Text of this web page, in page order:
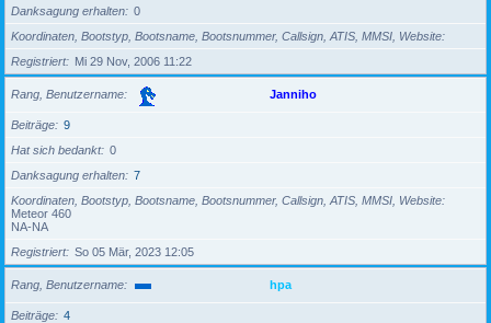
Danksagung erhalten
0
Koordinaten, Bootstyp, Bootsname, Bootsnummer, Callsign, ATIS, MMSI, Website
Registriert
Mi 29 Nov, 2006 11:22
Rang, Benutzername Janniho
Beiträge
9
Hat sich bedankt
0
Danksagung erhalten
7
Koordinaten, Bootstyp, Bootsname, Bootsnummer, Callsign, ATIS, MMSI, Website
Meteor 460
NA-NA
Registriert
So 05 Mär, 2023 12:05
Rang, Benutzername hpa
Beiträge
4